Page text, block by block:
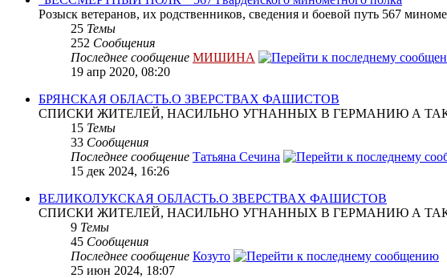
Розыск ветеранов, их родственников, сведения и боевой путь 567
25 Темы
252 Сообщения
Последнее сообщение МИШИНА
19 апр 2020, 08:20
БРЯНСКАЯ ОБЛАСТЬ.О ЗВЕРСТВАХ ФАШИСТОВ
СПИСКИ ЖИТЕЛЕЙ, НАСИЛЬНО УГНАННЫХ В ГЕРМАНИЮ А
15 Темы
33 Сообщения
Последнее сообщение Татьяна Сечина
15 дек 2024, 16:26
ВЕЛИКОЛУКСКАЯ ОБЛАСТЬ.О ЗВЕРСТВАХ ФАШИСТОВ
СПИСКИ ЖИТЕЛЕЙ, НАСИЛЬНО УГНАННЫХ В ГЕРМАНИЮ А
9 Темы
45 Сообщения
Последнее сообщение Козуто
25 июн 2024, 18:07